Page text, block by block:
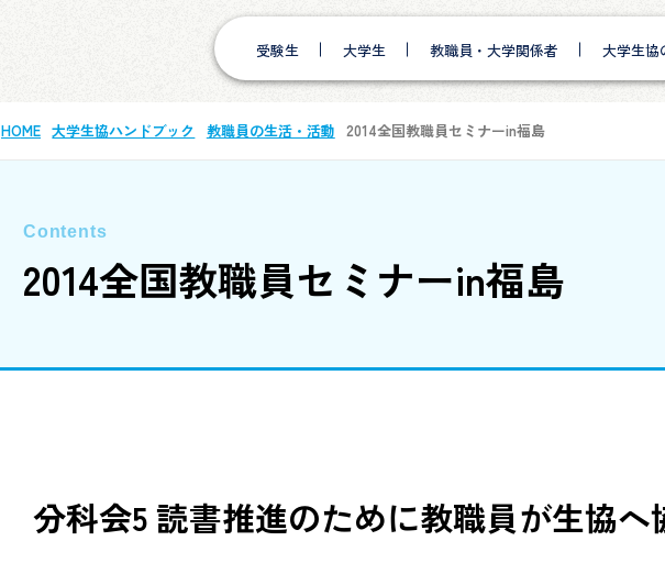
受験生 大学生 教職員・大学関係者 大学生協
HOME 大学生協ハンドブック 教職員の生活・活動 2014全国教職員セミナーin福島
2014全国教職員セミナーin福島
分科会5 読書推進のために教職員が生協へ